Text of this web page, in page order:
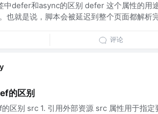
中defer和async的区别 defer 这个属性的用
也就是说，脚本会被延迟到整个页面都解析
评论
的区别
区别 src 1. 引用外部资源 src 属性用于指定